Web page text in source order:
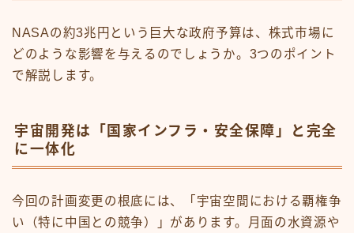
NASAの約3兆円という巨大な政府予算は、株式市場に
どのような影響を与えるのでしょうか。3つのポイント
で解説します。
宇宙開発は「国家インフラ・安全保障」と完全
に一体化
今回の計画変更の根底には、「宇宙空間における覇権争
い（特に中国との競争）」があります。月面の水資源や